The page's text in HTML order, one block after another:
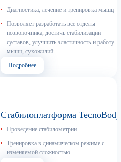
Диагностика, лечение и тренировка мышц
Позволяет разработать все отделы
позвоночника, достичь стабилизации
суставов, улучшить эластичность и работу
мышц, сухожилий
Подробнее
Стабилоплатформа TecnoBody
Проведение стабилометрии
Тренировка в динамическом режиме с
изменяемой сложностью